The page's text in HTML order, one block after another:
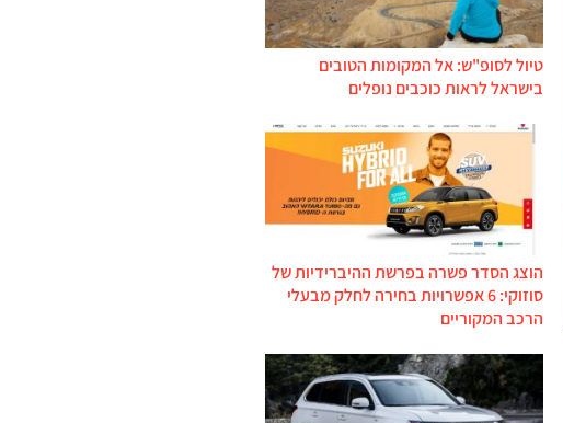
טיול לסופ"ש: אל המקומות הטובים
בישראל לראות כוכבים נופלים
הוצג הסדר פשרה בפרשת ההיברידיות של
סוזוקי: 6 אפשרויות בחירה לחלק מבעלי
הרכב המקוריים